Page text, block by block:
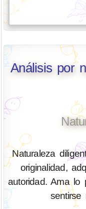
Análisis por
Naturaleza
originalidad,
autoridad. Ama lo
sentirse